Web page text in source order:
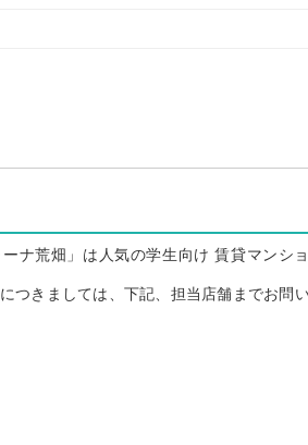
ナ荒畑」は人気の学生向け 賃貸マンシ
つきましては、下記、担当店舗までお問